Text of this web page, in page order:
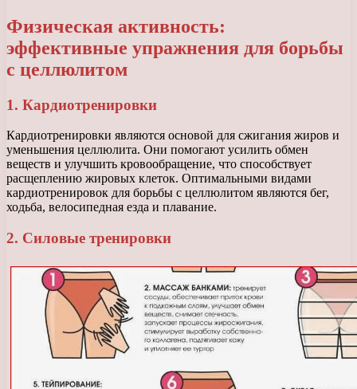
Физическая активность:
эффективные упражнения для борьбы
с целлюлитом
1. Кардиотренировки
Кардиотренировки являются основой для сжигания жиров и
уменьшения целлюлита. Они помогают усилить обмен
веществ и улучшить кровообращение, что способствует
расщеплению жировых клеток. Оптимальными видами
кардиотренировок для борьбы с целлюлитом являются бег,
ходьба, велосипедная езда и плавание.
2. Силовые тренировки